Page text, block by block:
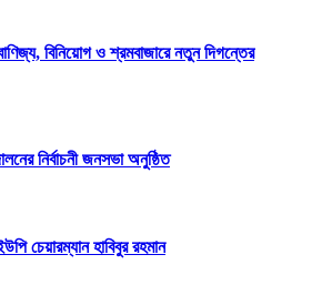
বিনিয়োগ ও শ্রমবাজারে নতুন দিগন্তের
নির্বাচনী জনসভা অনুষ্ঠিত
চেয়ারম্যান হাবিবুর রহমান